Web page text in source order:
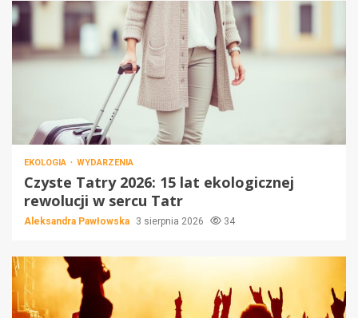
EKOLOGIA WYDARZENIA
Czyste Tatry 2026: 15 lat ekologicznej
rewolucji w sercu Tatr
Aleksandra Pawłowska 3 sierpnia 2026 34